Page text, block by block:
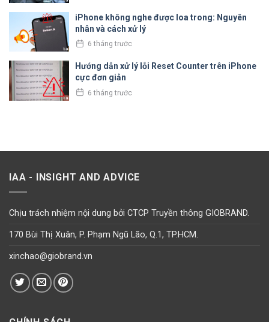
iPhone không nghe được loa trong: Nguyên
nhân và cách xử lý
6 tháng trước
Hướng dẫn xử lý lỗi Reset Counter trên iPhone
cực đơn giản
6 tháng trước
IAA - INSIGHT AND ADVICE
Chịu trách nhiệm nội dung bởi CTCP Truyền thông GIOBRAND.
170 Bùi Thị Xuân, P. Phạm Ngũ Lão, Q.1, TP.HCM.
xinchao@giobrand.vn